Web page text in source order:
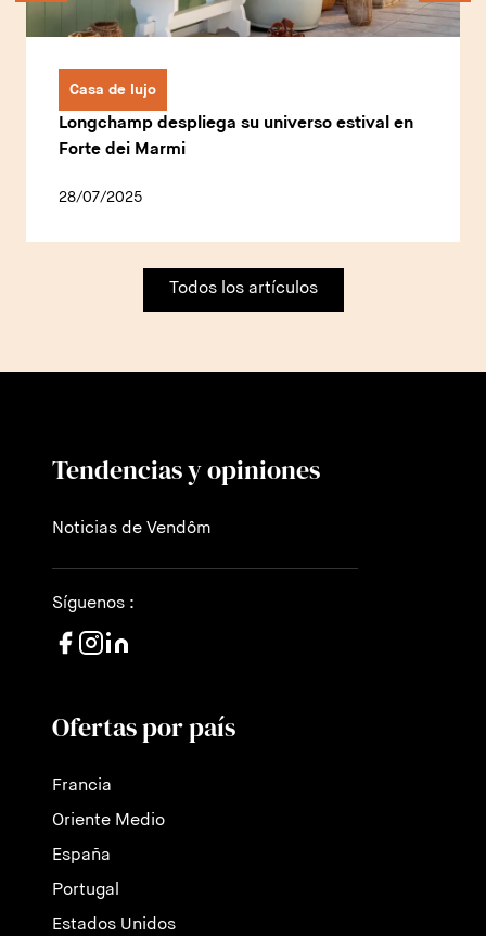
Casa de lujo
Longchamp despliega su universo estival en
Forte dei Marmi
28/07/2025
Todos los artículos
Tendencias y opiniones
Noticias de Vendôm
Síguenos :
Ofertas por país
Francia
Oriente Medio
España
Portugal
Estados Unidos